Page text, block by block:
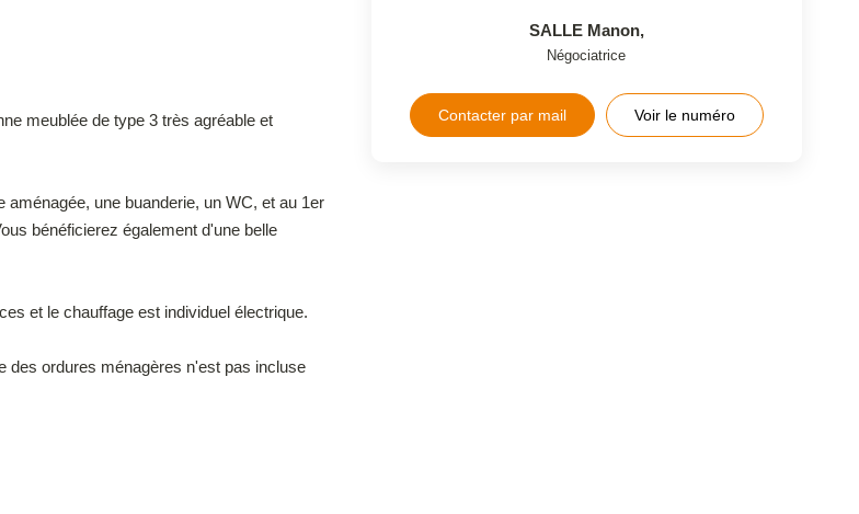
meublée de type 3 très agréable et
une buanderie, un WC, et au 1er
bénéficierez également d'une belle
et le chauffage est individuel électrique.
des ordures ménagères n'est pas incluse
SALLE Manon,
Négociatrice
Contacter par mail Voir le numéro